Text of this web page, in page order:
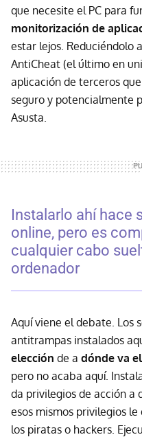
que necesite el PC para
monitorización de
estar lejos. Reduciéndolo
AntiCheat (el último en
aplicación de terceros
seguro y potencialmente
Asusta.
Instalarlo ahí hace
online, pero es
cualquier cabo
ordenador
Aquí viene el debate. Los
antitrampas instalados
elección de a dónde va
pero no acaba aquí.
da privilegios de acción a
esos mismos privilegios
los piratas o hackers.